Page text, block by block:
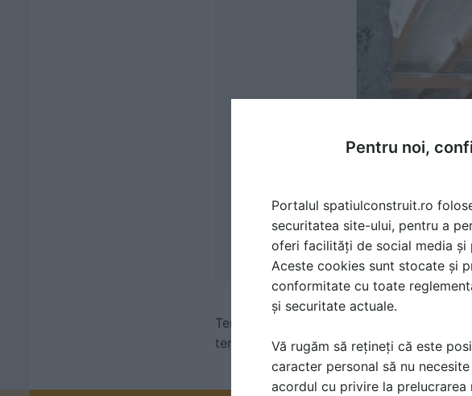
Termoizolare cu spuma poliuretanica,
termoizolate cu spuma, Spuma
Pentru noi,
Portalul spatiulconstruit.ro
securitatea site-ului, pentru a
oferi facilități de social media și
Aceste cookies sunt stocate și
conformitate cu toate
și securitate actuale.
Vă rugăm să rețineți că este
caracter personal să nu
acordul cu privire la